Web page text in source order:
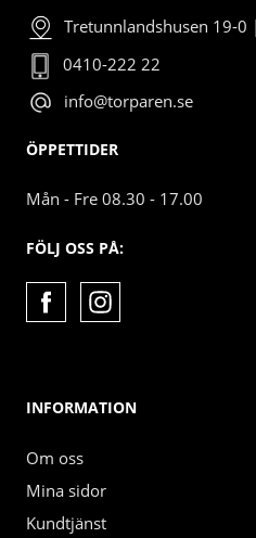
Tretunnlandshusen 19-
0410-222 22
info@torparen.se
ÖPPETTIDER
Mån - Fre 08.30 - 17.00
FÖLJ OSS PÅ:
INFORMATION
Om oss
Mina sidor
Kundtjänst